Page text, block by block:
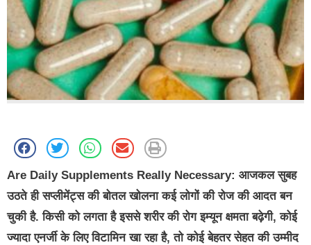
Are Daily Supplements Really Necessary: आजकल सुबह
उठते ही सप्लीमेंट्स की बोतल खोलना कई लोगों की रोज की आदत बन
चुकी है. किसी को लगता है इससे शरीर की रोग इम्यून क्षमता बढ़ेगी, कोई
ज्यादा एनर्जी के लिए विटामिन खा रहा है, तो कोई बेहतर सेहत की उम्मीद